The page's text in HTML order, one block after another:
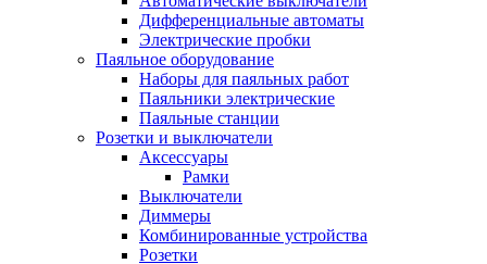
Дифференциальные автоматы
Электрические пробки
Паяльное оборудование
Наборы для паяльных работ
Паяльники электрические
Паяльные станции
Розетки и выключатели
Аксессуары
Рамки
Выключатели
Диммеры
Комбинированные устройства
Розетки